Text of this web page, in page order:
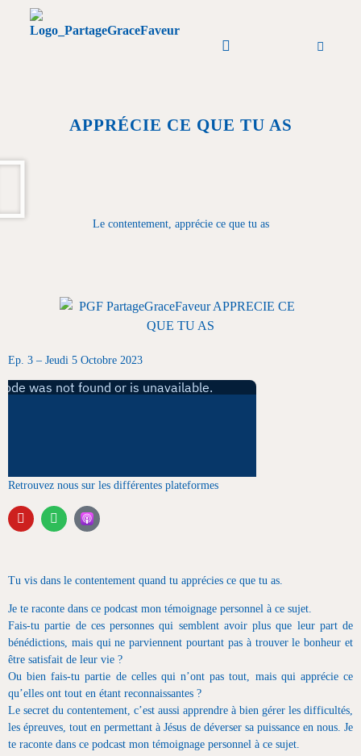
APPRÉCIE CE QUE TU AS
Le contentement, apprécie ce que tu as
Ep. 3 – Jeudi 5 Octobre 2023
Retrouvez nous sur les différentes plateformes
Tu vis dans le contentement quand tu apprécies ce que tu as.
Je te raconte dans ce podcast mon témoignage personnel à ce sujet.
Fais-tu partie de ces personnes qui semblent avoir plus que leur part de
bénédictions, mais qui ne parviennent pourtant pas à trouver le bonheur et
être satisfait de leur vie ?
Ou bien fais-tu partie de celles qui n’ont pas tout, mais qui apprécie ce
qu’elles ont tout en étant reconnaissantes ?
Le secret du contentement, c’est aussi apprendre à bien gérer les difficultés,
les épreuves, tout en permettant à Jésus de déverser sa puissance en nous. Je
te raconte dans ce podcast mon témoignage personnel à ce sujet.